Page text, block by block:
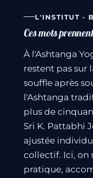
L'INSTITUT ·
Ces mots
À l'Ashtanga
restent pas sur
souffle après
l'Ashtanga
plus de
Sri K. Pattabhi
ajustée
collectif. Ici, on
pratique,